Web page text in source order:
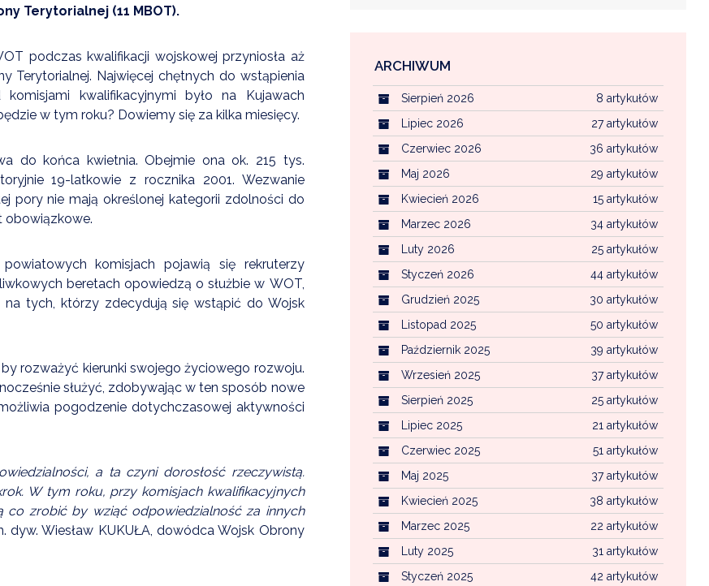
ROLNICTWO
CZYSTE POWIETRZE EKOINTERWENCJA
WFOŚ CZYSTE POWIETRZE
CENTRALNA EWIDENCJA EMISYJNOŚCI
GOSPODARKA ODPADAMI KOMUNALNYMI
PRZYDATNE STRONY
Terytorialnej (11 MBOT).
podczas kwalifikacji wojskowej przyniosła aż
Terytorialnej. Najwięcej chętnych do wstąpienia
kwalifikacyjnymi było na Kujawach
w tym roku? Dowiemy się za kilka miesięcy.
do końca kwietnia. Obejmie ona ok. 215 tys.
19-latkowie z rocznika 2001. Wezwanie
pory nie mają określonej kategorii zdolności do
obowiązkowe.
komisjach pojawią się rekruterzy
beretach opowiedzą o służbie w WOT,
tych, którzy zdecydują się wstąpić do Wojsk
rozważyć kierunki swojego życiowego rozwoju.
służyć, zdobywając w ten sposób nowe
pogodzenie dotychczasowej aktywności
a ta czyni dorosłość rzeczywistą.
W tym roku, przy komisjach kwalifikacyjnych
co zrobić by wziąć odpowiedzialność za innych
dyw. Wiesław KUKUŁA, dowódca Wojsk Obrony
ARCHIWUM
8 artykułów
Sierpień 2026
27 artykułów
Lipiec 2026
36 artykułów
Czerwiec 2026
29 artykułów
Maj 2026
15 artykułów
Kwiecień 2026
34 artykułów
Marzec 2026
25 artykułów
Luty 2026
44 artykułów
Styczeń 2026
30 artykułów
Grudzień 2025
50 artykułów
Listopad 2025
39 artykułów
Październik 2025
37 artykułów
Wrzesień 2025
25 artykułów
Sierpień 2025
21 artykułów
Lipiec 2025
51 artykułów
Czerwiec 2025
37 artykułów
Maj 2025
38 artykułów
Kwiecień 2025
22 artykułów
Marzec 2025
31 artykułów
Luty 2025
42 artykułów
Styczeń 2025